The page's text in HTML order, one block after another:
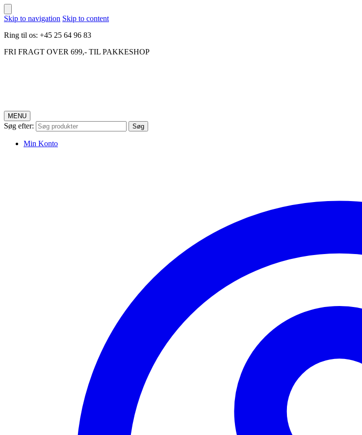
Skip to navigation Skip to content
Ring til os: +45 25 64 96 83
FRI FRAGT OVER 699,- TIL PAKKESHOP
MENU
Søg efter: Søg
Min Konto